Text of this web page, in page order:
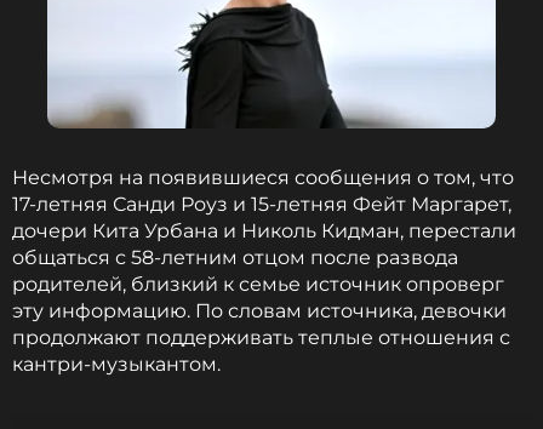
Несмотря на появившиеся сообщения о том, что
17-летняя Санди Роуз и 15-летняя Фейт Маргарет,
дочери Кита Урбана и Николь Кидман, перестали
общаться с 58-летним отцом после развода
родителей, близкий к семье источник опроверг
эту информацию. По словам источника, девочки
продолжают поддерживать теплые отношения с
кантри-музыкантом.